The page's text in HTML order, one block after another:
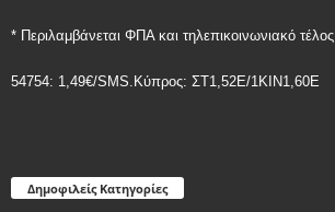
* Περιλαμβάνεται ΦΠΑ και τηλεπικοινωνιακό τέλος
54754: 1,49€/SMS.Κύπρος: ΣT1,52E/1KIN1,60E
Δημοφιλείς Κατηγορίες